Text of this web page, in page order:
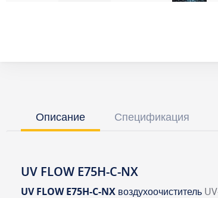
Описание Спецификация
UV FLOW E75H-C-NX
UV FLOW E75H-C-NX воздухоочиститель